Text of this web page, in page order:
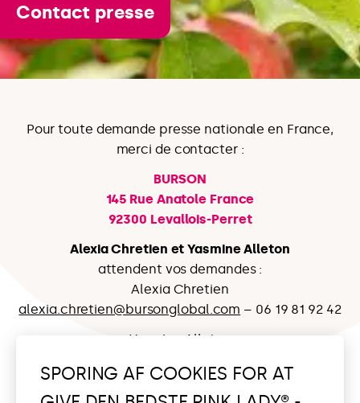
Contact presse
Pour toute demande presse nationale en France,
merci de contacter :
BURSON
145 Rue Anatole France
92300 Levallois-Perret
Alexia Chretien et Yasmine Alleton
attendent vos demandes :
Alexia Chretien
alexia.chretien@bursonglobal.com – 06 19 81 92 42
Yasmine Alleton
87
SPORING AF COOKIES FOR AT